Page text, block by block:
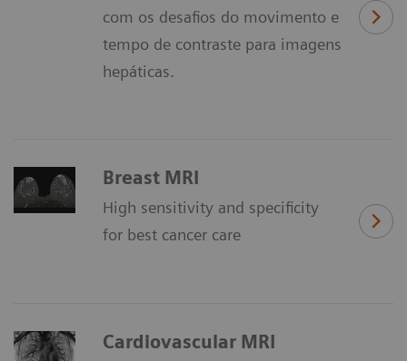
com os desafios do movimento e
tempo de contraste para imagens
hepáticas.
Breast MRI
High sensitivity and specificity
for best cancer care
Cardiovascular MRI